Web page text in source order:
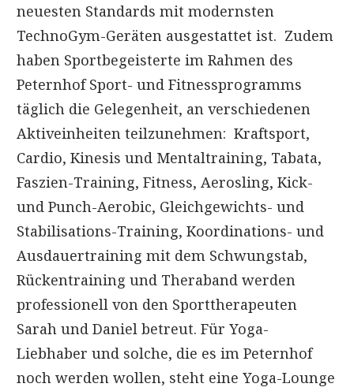
neuesten Standards mit modernsten
TechnoGym-Geräten ausgestattet ist. Zudem
haben Sportbegeisterte im Rahmen des
Peternhof Sport- und Fitnessprogramms
täglich die Gelegenheit, an verschiedenen
Aktiveinheiten teilzunehmen: Kraftsport,
Cardio, Kinesis und Mentaltraining, Tabata,
Faszien-Training, Fitness, Aerosling, Kick-
und Punch-Aerobic, Gleichgewichts- und
Stabilisations-Training, Koordinations- und
Ausdauertraining mit dem Schwungstab,
Rückentraining und Theraband werden
professionell von den Sporttherapeuten
Sarah und Daniel betreut. Für Yoga-
Liebhaber und solche, die es im Peternhof
noch werden wollen, steht eine Yoga-Lounge